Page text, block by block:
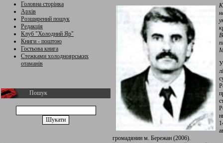
Головна сторінка
Архів
Розширений пошук
Редакція
Клуб "Холодний Яр"
Книги - поштою
Гостьова книга
Стежками холодноярських
отаманів
Пошук
громадянин м. Бережан (2006).